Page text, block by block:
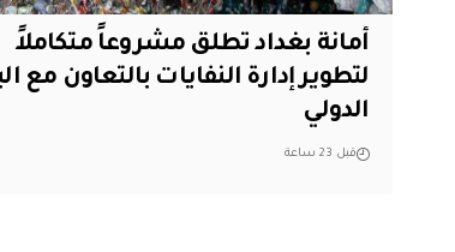
أمانة بغداد تطلق مشروعاً متكاملاً
لتطوير إدارة النفايات بالتعاون مع
الدولي
قبل 23 ساعة